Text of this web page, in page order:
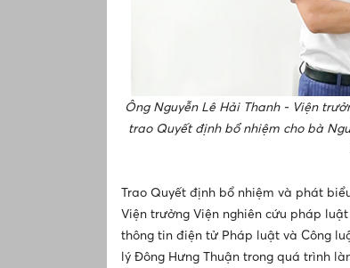
Ông Nguyễn Lê Hải Thanh - Viện
trao Quyết định bổ nhiệm cho bà
Trao Quyết định bổ nhiệm và phát
Viện trưởng Viện nghiên cứu pháp
thông tin điện tử Pháp luật và Công
lý Đông Hưng Thuận trong quá trình